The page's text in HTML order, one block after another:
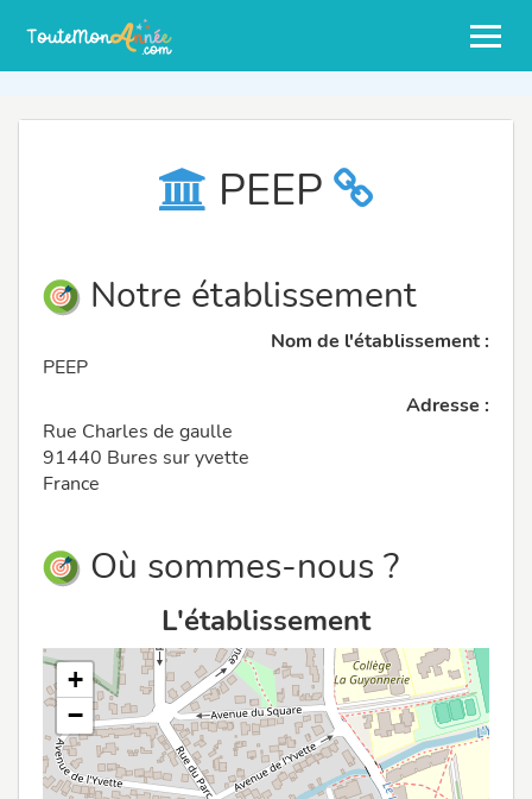
PEEP
Notre établissement
Nom de l'établissement :
PEEP
Adresse :
Rue Charles de gaulle
91440 Bures sur yvette
France
Où sommes-nous ?
L'établissement
+
−